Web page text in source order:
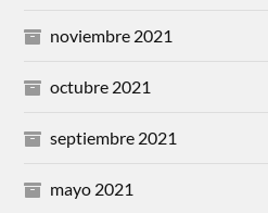
noviembre 2021
octubre 2021
septiembre 2021
mayo 2021